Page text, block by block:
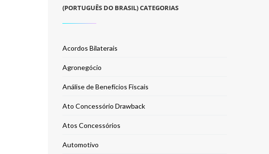
(PORTUGUÊS DO BRASIL) CATEGORIAS
Acordos Bilaterais
Agronegócio
Análise de Benefícios Fiscais
Ato Concessório Drawback
Atos Concessórios
Automotivo